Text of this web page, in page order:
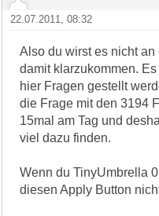
22.07.2011, 08:32
Also du wirst es nicht
damit klarzukommen.
hier Fragen gestellt
die Frage mit den 3194
15mal am Tag und
viel dazu finden.
Wenn du TinyUmbrella
diesen Apply Button